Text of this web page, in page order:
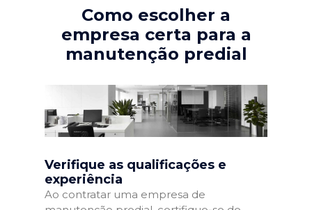
Como escolher a
empresa certa para a
manutenção predial
Verifique as qualificações e
experiência
Ao contratar uma empresa de